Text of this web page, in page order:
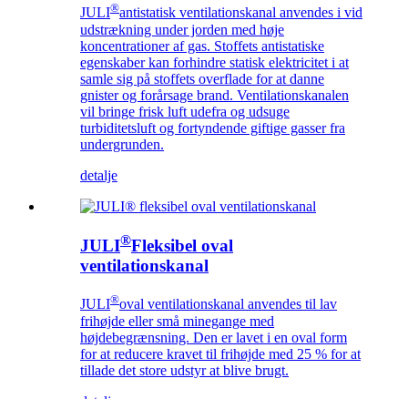
JULI®antistatisk ventilationskanal anvendes i vid
udstrækning under jorden med høje
koncentrationer af gas. Stoffets antistatiske
egenskaber kan forhindre statisk elektricitet i at
samle sig på stoffets overflade for at danne
gnister og forårsage brand. Ventilationskanalen
vil bringe frisk luft udefra og udsuge
turbiditetsluft og fortyndende giftige gasser fra
undergrunden.
detalje
JULI®Fleksibel oval
ventilationskanal
JULI®oval ventilationskanal anvendes til lav
frihøjde eller små minegange med
højdebegrænsning. Den er lavet i en oval form
for at reducere kravet til frihøjde med 25 % for at
tillade det store udstyr at blive brugt.